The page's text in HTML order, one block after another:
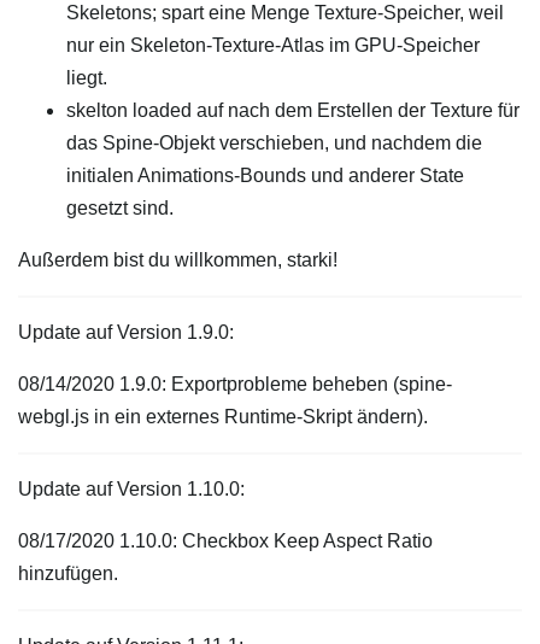
Skeletons; spart eine Menge Texture-Speicher, weil
nur ein Skeleton-Texture-Atlas im GPU-Speicher
liegt.
skelton loaded auf nach dem Erstellen der Texture für
das Spine-Objekt verschieben, und nachdem die
initialen Animations-Bounds und anderer State
gesetzt sind.
Außerdem bist du willkommen, starki!
Update auf Version 1.9.0:
08/14/2020 1.9.0: Exportprobleme beheben (spine-
webgl.js in ein externes Runtime-Skript ändern).
Update auf Version 1.10.0:
08/17/2020 1.10.0: Checkbox Keep Aspect Ratio
hinzufügen.